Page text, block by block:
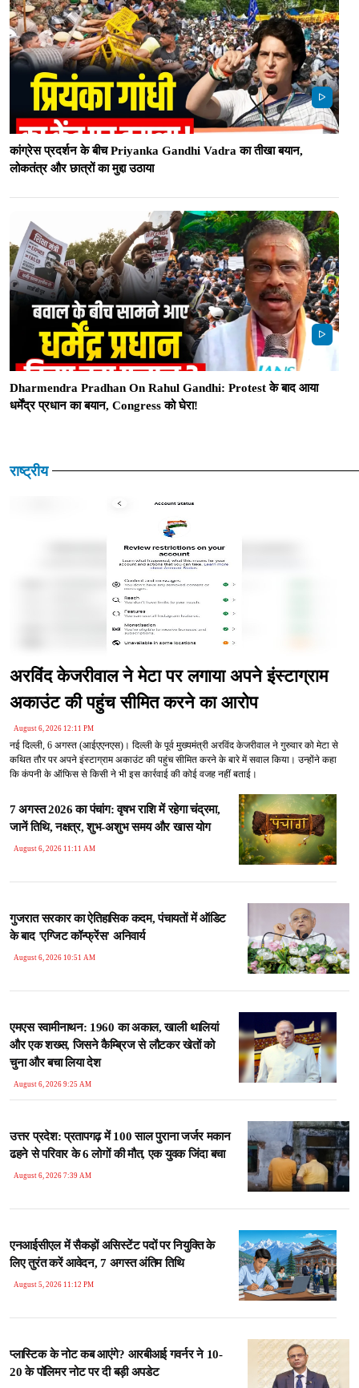
कांग्रेस प्रदर्शन के बीच Priyanka Gandhi Vadra का तीखा बयान,
लोकतंत्र और छात्रों का मुद्दा उठाया
Dharmendra Pradhan On Rahul Gandhi: Protest के बाद आया
धर्मेंद्र प्रधान का बयान, Congress को घेरा!
राष्ट्रीय
अरविंद केजरीवाल ने मेटा पर लगाया अपने इंस्टाग्राम
अकाउंट की पहुंच सीमित करने का आरोप
August 6, 2026 12:11 PM
नई दिल्ली, 6 अगस्त (आईएएनएस)। दिल्ली के पूर्व मुख्यमंत्री अरविंद केजरीवाल ने गुरुवार को मेटा से
कथित तौर पर अपने इंस्टाग्राम अकाउंट की पहुंच सीमित करने के बारे में सवाल किया। उन्होंने कहा
कि कंपनी के ऑफिस से किसी ने भी इस कार्रवाई की कोई वजह नहीं बताई।
7 अगस्त 2026 का पंचांग: वृषभ राशि में रहेगा चंद्रमा,
जानें तिथि, नक्षत्र, शुभ-अशुभ समय और खास योग
August 6, 2026 11:11 AM
गुजरात सरकार का ऐतिहासिक कदम, पंचायतों में ऑडिट
के बाद 'एग्जिट कॉन्फ्रेंस' अनिवार्य
August 6, 2026 10:51 AM
एमएस स्वामीनाथन: 1960 का अकाल, खाली थालियां
और एक शख्स, जिसने कैम्ब्रिज से लौटकर खेतों को
चुना और बचा लिया देश
August 6, 2026 9:25 AM
उत्तर प्रदेश: प्रतापगढ़ में 100 साल पुराना जर्जर मकान
ढहने से परिवार के 6 लोगों की मौत, एक युवक जिंदा बचा
August 6, 2026 7:39 AM
एनआईसीएल में सैकड़ों असिस्टेंट पदों पर नियुक्ति के
लिए तुरंत करें आवेदन, 7 अगस्त अंतिम तिथि
August 5, 2026 11:12 PM
प्लास्टिक के नोट कब आएंगे? आरबीआई गवर्नर ने 10-
20 के पॉलिमर नोट पर दी बड़ी अपडेट